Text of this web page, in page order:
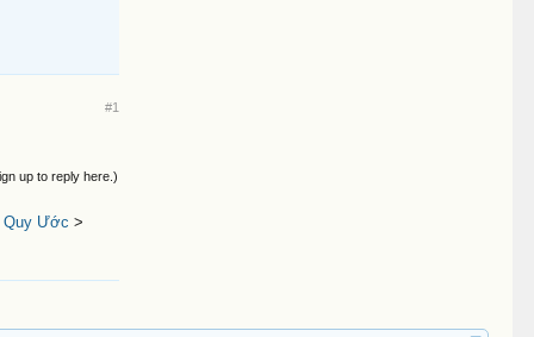
#1
up to reply here.)
Quy Ước >